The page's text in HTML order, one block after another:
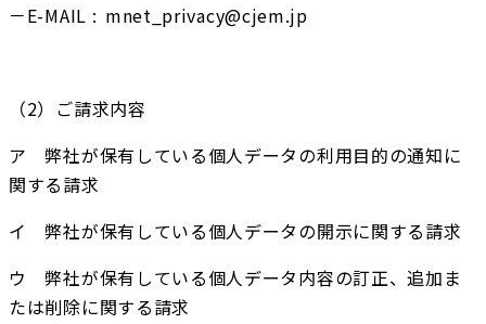
－E-MAIL : mnet_privacy@cjem.jp
（2）ご請求内容
ア　弊社が保有している個人データの利用目的の通知に
関する請求
イ　弊社が保有している個人データの開示に関する請求
ウ　弊社が保有している個人データ内容の訂正、追加ま
たは削除に関する請求